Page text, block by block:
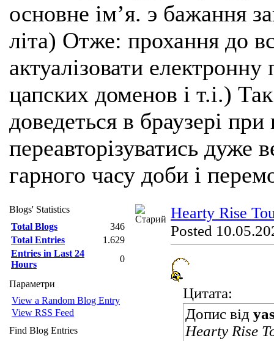
основне імʼя. э бажання
літа) Отже: прохання до
актуалізовати
цапских доменов і т.і.)
доведеться в браузері
переавторізуватись
гарного часу доби і
Hearty Rise
Posted
Цитата:
Допис від
Hearty Rise
Blogs' Statistics
Total Blogs
346
Total Entries
1.629
Entries in Last 24
Hours
0
Параметри
View a Random Blog Entry
View RSS Feed
Find Blog Entries